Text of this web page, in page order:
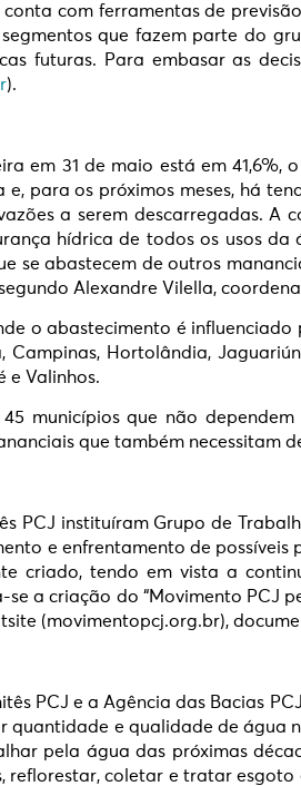
com ferramentas de
que fazem parte do
futuras. Para embasar as
).
em 31 de maio está em
para os próximos meses, há
a serem descarregadas. A
hídrica de todos os usos
se abastecem de outros
Alexandre Vilella,
o abastecimento é
Campinas, Hortolândia,
e Valinhos.
45 municípios que não
que também necessitam
PCJ instituíram Grupo de
e enfrentamento de possíveis
criado, tendo em vista a
a criação do “Movimento PCJ
(movimentopcj.org.br),
PCJ e a Agência das Bacias
quantidade e qualidade de água
pela água das próximas
reflorestar, coletar e tratar